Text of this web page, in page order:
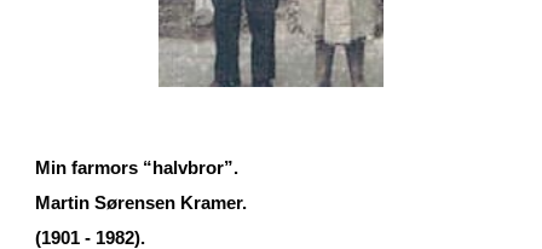
Min farmors “halvbror”.
Martin Sørensen Kramer.
(1901 - 1982).